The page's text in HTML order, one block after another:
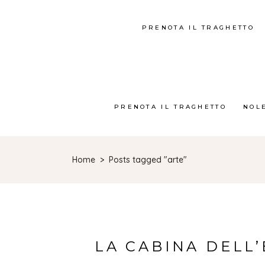
PRENOTA IL TRAGHETTO
PRENOTA IL TRAGHETTO
Home > Posts tagged "arte"
LA CABINA